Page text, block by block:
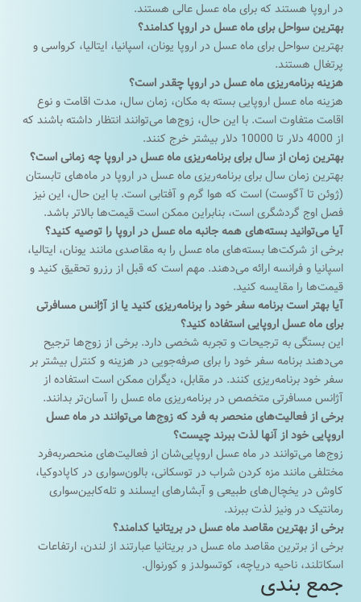
در اروپا هستند که برای ماه عسل عالی هستند.
بهترین سواحل برای ماه عسل در اروپا کدامند؟
بهترین سواحل برای ماه عسل در اروپا یونان، اسپانیا، ایتالیا، کرواسی و
پرتغال هستند.
هزینه برنامه‌ریزی ماه عسل در اروپا چقدر است؟
هزینه ماه عسل اروپایی بسته به مکان، زمان سال، مدت اقامت و نوع
اقامت متفاوت است. با این حال، زوج‌ها می‌توانند انتظار داشته باشند که
از 4000 دلار تا 10000 دلار بیشتر خرج کنند.
بهترین زمان از سال برای برنامه‌ریزی ماه عسل در اروپا چه زمانی است؟
بهترین زمان سال برای برنامه‌ریزی ماه عسل در اروپا در ماه‌های تابستان
(ژوئن تا آگوست) است که هوا گرم و آفتابی است. با این حال، این نیز
فصل اوج گردشگری است، بنابراین ممکن است قیمت‌ها بالاتر باشد.
آیا می‌توانید بسته‌های همه جانبه ماه عسل در اروپا را توصیه کنید؟
برخی از شرکت‌ها بسته‌های ماه عسل را به مقاصدی مانند یونان، ایتالیا،
اسپانیا و فرانسه ارائه می‌دهند. مهم است که قبل از رزرو تحقیق کنید و
قیمت‌ها را مقایسه کنید.
آیا بهتر است برنامه سفر خود را برنامه‌ریزی کنید یا از آژانس مسافرتی
برای ماه عسل اروپایی استفاده کنید؟
این بستگی به ترجیحات و تجربه شخصی دارد. برخی از زوج‌ها ترجیح
می‌دهند برنامه سفر خود را برای صرفه‌جویی در هزینه و کنترل بیشتر بر
سفر خود برنامه‌ریزی کنند. در مقابل، دیگران ممکن است استفاده از
آژانس مسافرتی متخصص در برنامه‌ریزی ماه عسل را آسان‌تر بدانند.
برخی از فعالیت‌های منحصر به فرد که زوج‌ها می‌توانند در ماه عسل
اروپایی خود از آنها لذت ببرند چیست؟
زوج‌ها می‌توانند در ماه عسل اروپایی‌شان از فعالیت‌های منحصربه‌فرد
مختلفی مانند مزه کردن شراب در توسکانی، بالون‌سواری در کاپادوکیا،
کاوش در یخچال‌های طبیعی و آبشارهای ایسلند و تله‌کابین‌سواری
رمانتیک در ونیز لذت ببرند.
برخی از بهترین مقاصد ماه عسل در بریتانیا کدامند؟
برخی از برترین مقاصد ماه عسل در بریتانیا عبارتند از لندن، ارتفاعات
اسکاتلند، ناحیه دریاچه، کوتسولدز و کورنوال.
جمع بندی